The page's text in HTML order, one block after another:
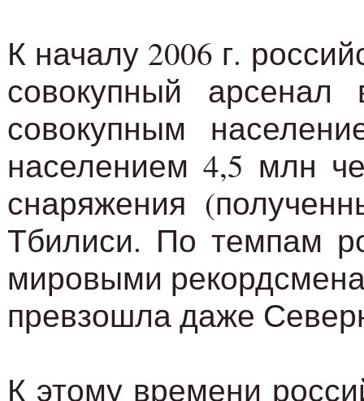
К началу 2006 г.
совокупный
совокупным
населением 4,5 млн
снаряжения
Тбилиси. По темпам
мировыми
превзошла даже
К этому времени